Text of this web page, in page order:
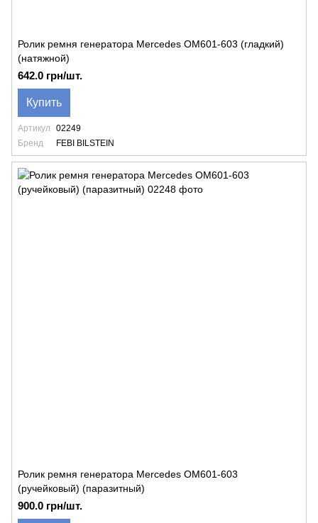
Ролик ремня генератора Mercedes OM601-603 (гладкий)
(натяжной)
642.0 грн/шт.
Купить
Артикул
02249
Бренд
FEBI BILSTEIN
Ролик ремня генератора Mercedes OM601-603
(ручейковый) (паразитный)
900.0 грн/шт.